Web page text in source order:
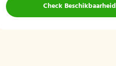
Check Beschikbaarheid